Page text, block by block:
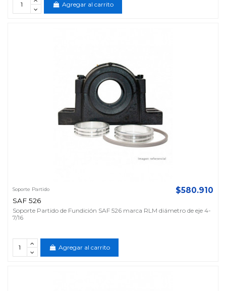
Agregar al carrito
Soporte Partido
SAF 526
$580.910
Soporte Partido de Fundición SAF 526 marca RLM diámetro de eje 4-
7/16
Agregar al carrito